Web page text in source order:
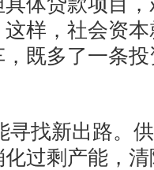
样，社会资
既多了一条
寻找新出路。
过剩产能，